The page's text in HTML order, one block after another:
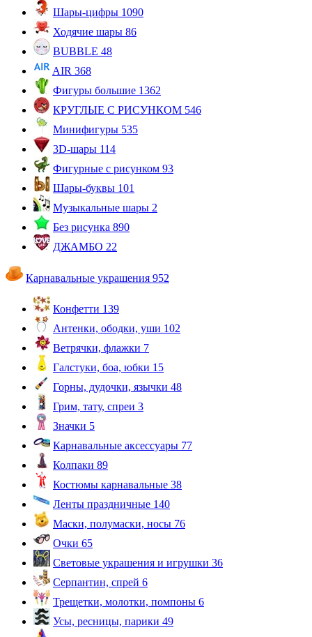
Шары-цифры 1090
Ходячие шары 86
BUBBLE 48
AIR 368
Фигуры большие 1362
КРУГЛЫЕ С РИСУНКОМ 546
Минифигуры 535
3D-шары 114
Фигурные с рисунком 93
Шары-буквы 101
Музыкальные шары 2
Без рисунка 890
ДЖАМБО 22
Карнавальные украшения 952
Конфетти 139
Антенки, ободки, уши 102
Ветрячки, флажки 7
Галстуки, боа, юбки 15
Горны, дудочки, язычки 48
Грим, тату, спреи 3
Значки 5
Карнавальные аксессуары 77
Колпаки 89
Костюмы карнавальные 38
Ленты праздничные 140
Маски, полумаски, носы 76
Очки 65
Световые украшения и игрушки 36
Серпантин, спрей 6
Трещетки, молотки, помпоны 6
Усы, ресницы, парики 49